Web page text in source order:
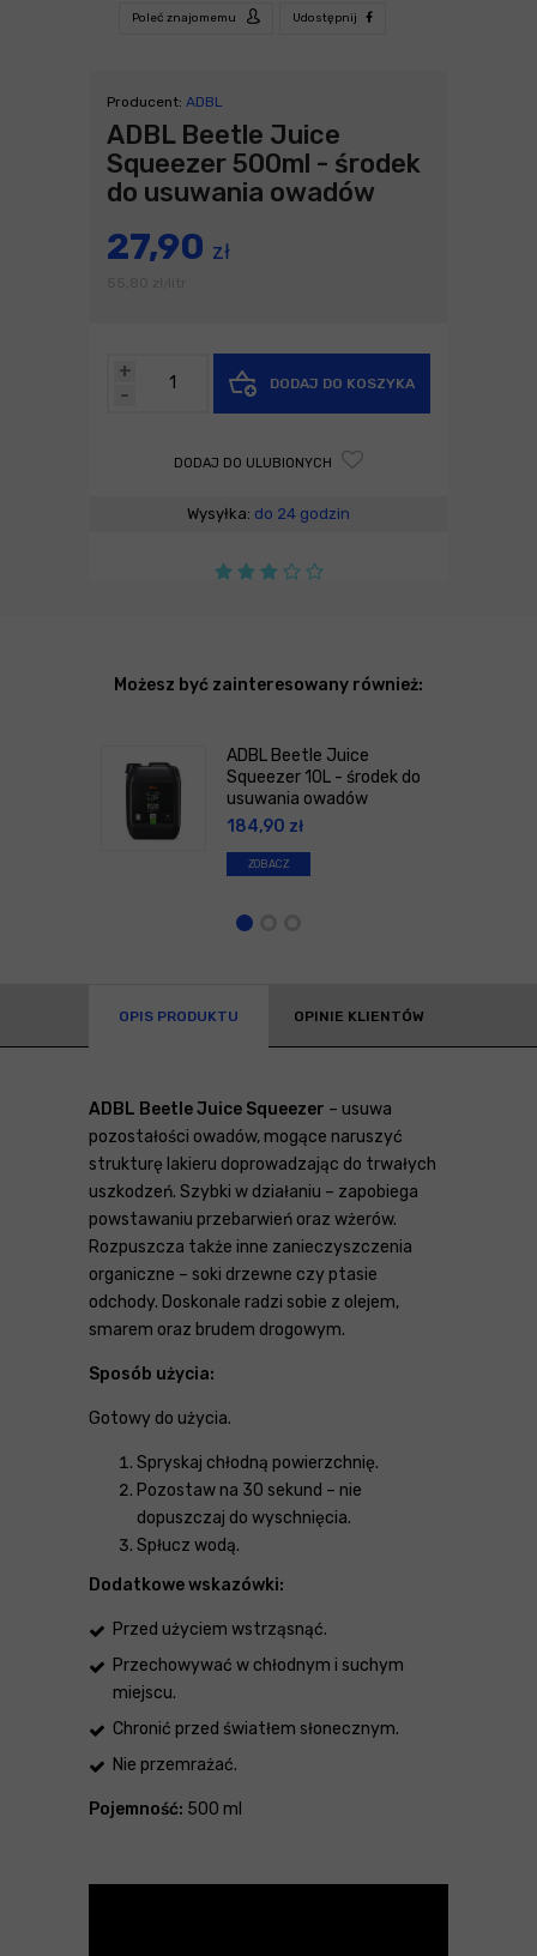
Poleć znajomemu Udostępnij
Producent: ADBL
ADBL Beetle Juice
Squeezer 500ml - środek
do usuwania owadów
27,90 zł
-
+
DODAJ DO KOSZYKA
DODAJ DO ULUBIONYCH
Wysyłka: do 24 godzin
Możesz być zainteresowany również:
ADBL Beetle Juice
Squeezer 10L - środek do
usuwania owadów
184,90 zł
ZOBACZ
OPIS PRODUKTU OPINIE KLIENTÓW
ADBL Beetle Juice Squeezer – usuwa
pozostałości owadów, mogące naruszyć
strukturę lakieru doprowadzając do trwałych
uszkodzeń. Szybki w działaniu – zapobiega
powstawaniu przebarwień oraz wżerów.
Rozpuszcza także inne zanieczyszczenia
organiczne – soki drzewne czy ptasie
odchody. Doskonale radzi sobie z olejem,
smarem oraz brudem drogowym.
Sposób użycia:
Gotowy do użycia.
Spryskaj chłodną powierzchnię.
Pozostaw na 30 sekund – nie
dopuszczaj do wyschnięcia.
Spłucz wodą.
Dodatkowe wskazówki:
Przed użyciem wstrząsnąć.
Przechowywać w chłodnym i suchym
miejscu.
Chronić przed światłem słonecznym.
Nie przemrażać.
Pojemność: 500 ml